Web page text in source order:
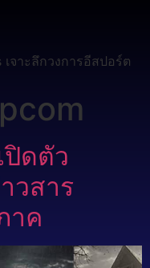
จาะลึกวงการอีสปอร์ต
ปิดตัว
วสาร
าค